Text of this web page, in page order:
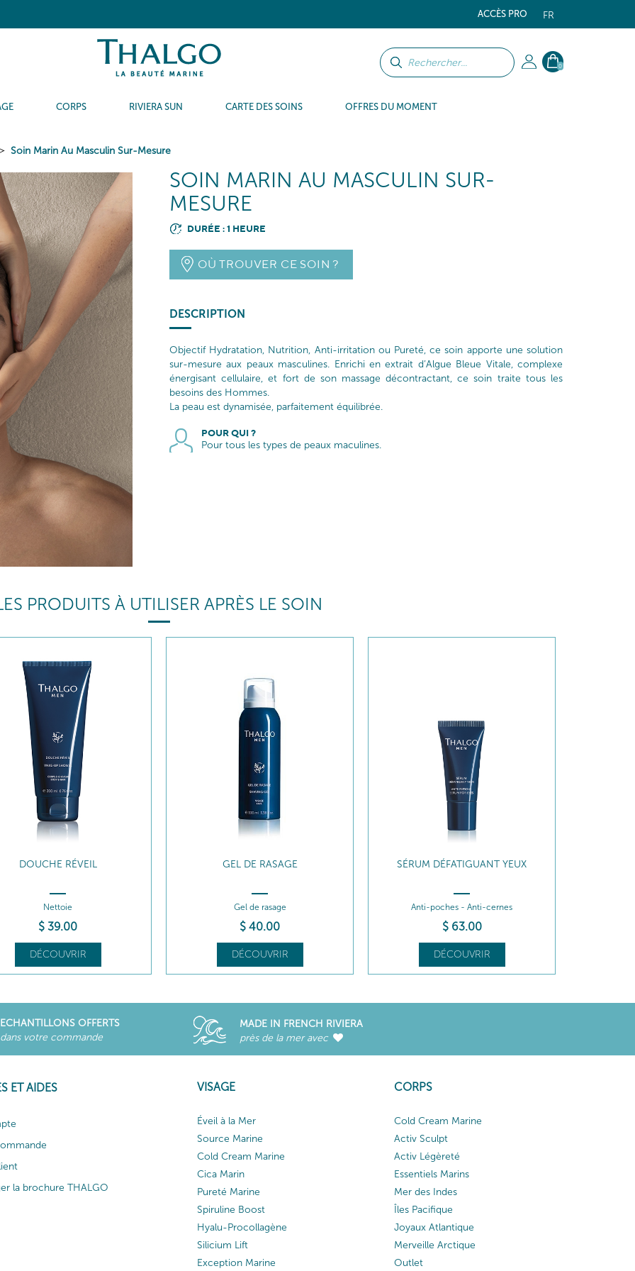
FR
ACCÈS PRO
0
CORPS RIVIERA SUN CARTE DES SOINS OFFRES DU MOMENT
Soin Marin Au Masculin Sur-Mesure
SOIN MARIN AU MASCULIN SUR-
MESURE
DURÉE : 1 HEURE
OÙ TROUVER CE SOIN ?
DESCRIPTION
Objectif Hydratation, Nutrition, Anti-irritation ou Pureté, ce soin apporte une solution
sur-mesure aux peaux masculines. Enrichi en extrait d’Algue Bleue Vitale, complexe
énergisant cellulaire, et fort de son massage décontractant, ce soin traite tous les
besoins des Hommes.
La peau est dynamisée, parfaitement équilibrée.
POUR QUI ?
Pour tous les types de peaux maculines.
PRODUITS À UTILISER APRÈS LE SOIN
GEL DE RASAGE
Gel de rasage
$ 40.00
DÉCOUVRIR
SÉRUM DÉFATIGUANT YEUX
Anti-poches - Anti-cernes
$ 63.00
DÉCOUVRIR
SOIN HYDRATANT INTENSE
Hydrate - Ressource
$ 84.00
DÉCOUVRIR
ECHANTILLONS OFFERTS
dans votre commande
MADE IN FRENCH RIVIERA
près de la mer avec
ET AIDES
la brochure THALGO
VISAGE
Éveil à la Mer
Source Marine
Cold Cream Marine
Cica Marin
Pureté Marine
Spiruline Boost
Hyalu-Procollagène
Silicium Lift
Exception Marine
CORPS
Cold Cream Marine
Activ Sculpt
Activ Légèreté
Essentiels Marins
Mer des Indes
Îles Pacifique
Joyaux Atlantique
Merveille Arctique
Outlet